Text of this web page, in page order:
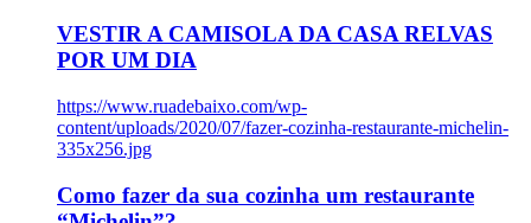
VESTIR A CAMISOLA DA CASA RELVAS
POR UM DIA
https://www.ruadebaixo.com/wp-
content/uploads/2020/07/fazer-cozinha-restaurante-michelin-
335x256.jpg
Como fazer da sua cozinha um restaurante